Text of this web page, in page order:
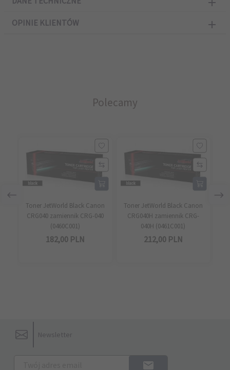
OPINIE KLIENTÓW
Polecamy
Toner JetWorld Black Canon
CRG040 zamiennik CRG-040
(0460C001)
182,00 PLN
Toner JetWorld Black Canon
CRG040H zamiennik CRG-
040H (0461C001)
212,00 PLN
Newsletter